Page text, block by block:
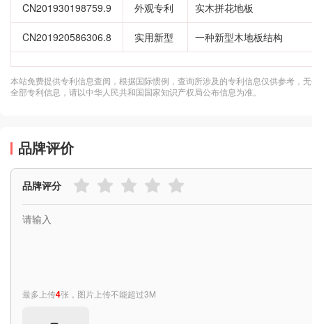
CN201930198759.9 外观专利 实木拼花地板
CN201920586306.8 实用新型 一种新型木地板结构
本站免费提供专利信息查阅，根据国际惯例，查询所涉及的专利信息仅供参考，
全部专利信息，请以中华人民共和国国家知识产权局公布信息为准。
品牌评价
品牌评分
最多上传4张，图片上传不能超过3M